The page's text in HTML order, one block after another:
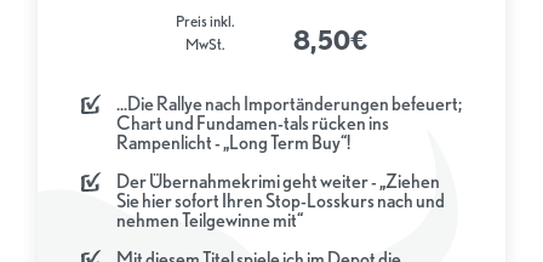
...Die Rallye nach Importänderungen befeuert;
Chart und Fundamen-tals rücken ins
Rampenlicht - „Long Term Buy“!
Der Übernahmekrimi geht weiter - „Ziehen
Sie hier sofort Ihren Stop-Losskurs nach und
nehmen Teilgewinne mit“
Preis inkl.
MwSt.
8,50€